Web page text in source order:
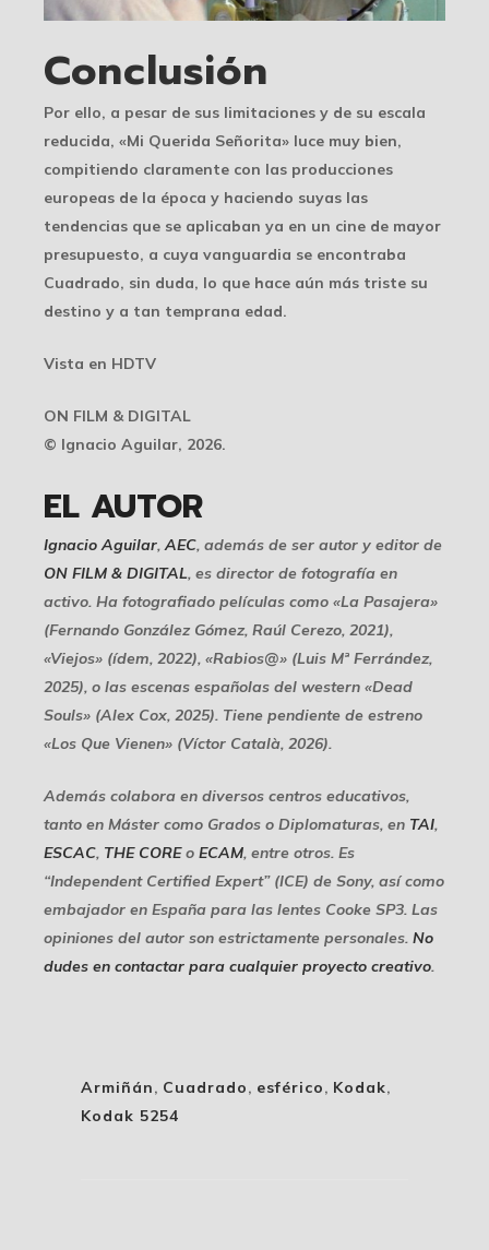
Conclusión
Por ello, a pesar de sus limitaciones y de su escala
reducida, «Mi Querida Señorita» luce muy bien,
compitiendo claramente con las producciones
europeas de la época y haciendo suyas las
tendencias que se aplicaban ya en un cine de mayor
presupuesto, a cuya vanguardia se encontraba
Cuadrado, sin duda, lo que hace aún más triste su
destino y a tan temprana edad.
Vista en HDTV
ON FILM & DIGITAL
© Ignacio Aguilar, 2026.
EL AUTOR
Ignacio Aguilar,AEC, además de ser autor y editor de
ON FILM & DIGITAL, es director de fotografía en
activo. Ha fotografiado películas como «La Pasajera»
(Fernando González Gómez, Raúl Cerezo, 2021),
«Viejos» (ídem, 2022), «Rabios@» (Luis Mª Ferrández,
2025), o las escenas españolas del western «Dead
Souls» (Alex Cox, 2025). Tiene pendiente de estreno
«Los Que Vienen» (Víctor Català, 2026).
Además colabora en diversos centros educativos,
tanto en Máster como Grados o Diplomaturas, en TAI,
ESCAC, THE COREo ECAM, entre otros. Es
“Independent Certified Expert” (ICE) de Sony, así como
embajador en España para las lentes Cooke SP3. Las
opiniones del autor son estrictamente personales. No
dudes en contactar para cualquier proyecto creativo.
Armiñán, Cuadrado, esférico, Kodak,
Kodak 5254